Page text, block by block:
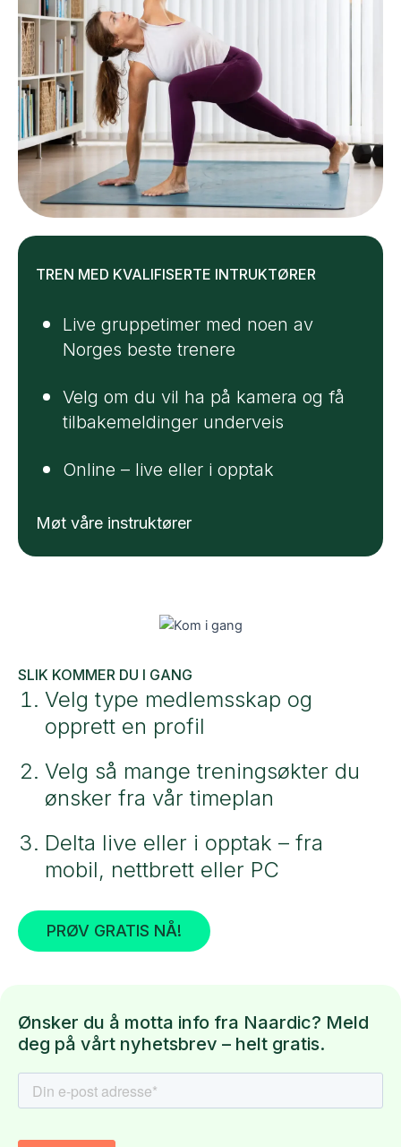
TREN MED KVALIFISERTE INTRUKTØRER
Live gruppetimer med noen av
Norges beste trenere
Velg om du vil ha på kamera og få
tilbakemeldinger underveis
Online – live eller i opptak
Møt våre instruktører
SLIK KOMMER DU I GANG
Velg type medlemsskap og
opprett en profil
Velg så mange treningsøkter du
ønsker fra vår timeplan
Delta live eller i opptak – fra
mobil, nettbrett eller PC
PRØV GRATIS NÅ!
Ønsker du å motta info fra Naardic? Meld
deg på vårt nyhetsbrev – helt gratis.